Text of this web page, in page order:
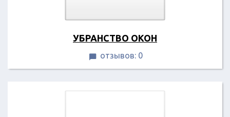
УБРАНСТВО ОКОН
 отзывов: 0